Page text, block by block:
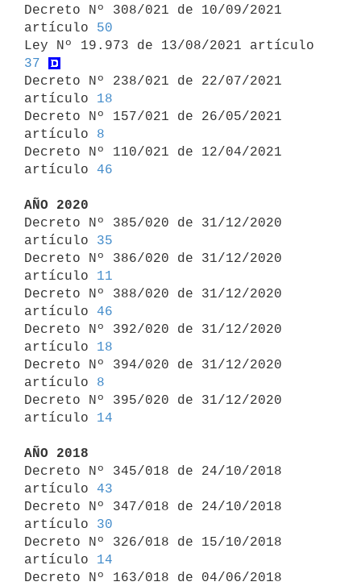
Decreto Nº 308/021 de 10/09/2021
artículo 50
37
Decreto Nº 238/021 de 22/07/2021
artículo 18
Decreto Nº 157/021 de 26/05/2021
artículo 8
Decreto Nº 110/021 de 12/04/2021
artículo 46
AÑO 2020
Decreto Nº 385/020 de 31/12/2020
artículo 35
Decreto Nº 386/020 de 31/12/2020
artículo 11
Decreto Nº 388/020 de 31/12/2020
artículo 46
Decreto Nº 392/020 de 31/12/2020
artículo 18
Decreto Nº 394/020 de 31/12/2020
artículo 8
Decreto Nº 395/020 de 31/12/2020
artículo 14
AÑO 2018
Decreto Nº 345/018 de 24/10/2018
artículo 43
Decreto Nº 347/018 de 24/10/2018
artículo 30
Decreto Nº 326/018 de 15/10/2018
artículo 14
Decreto Nº 163/018 de 04/06/2018